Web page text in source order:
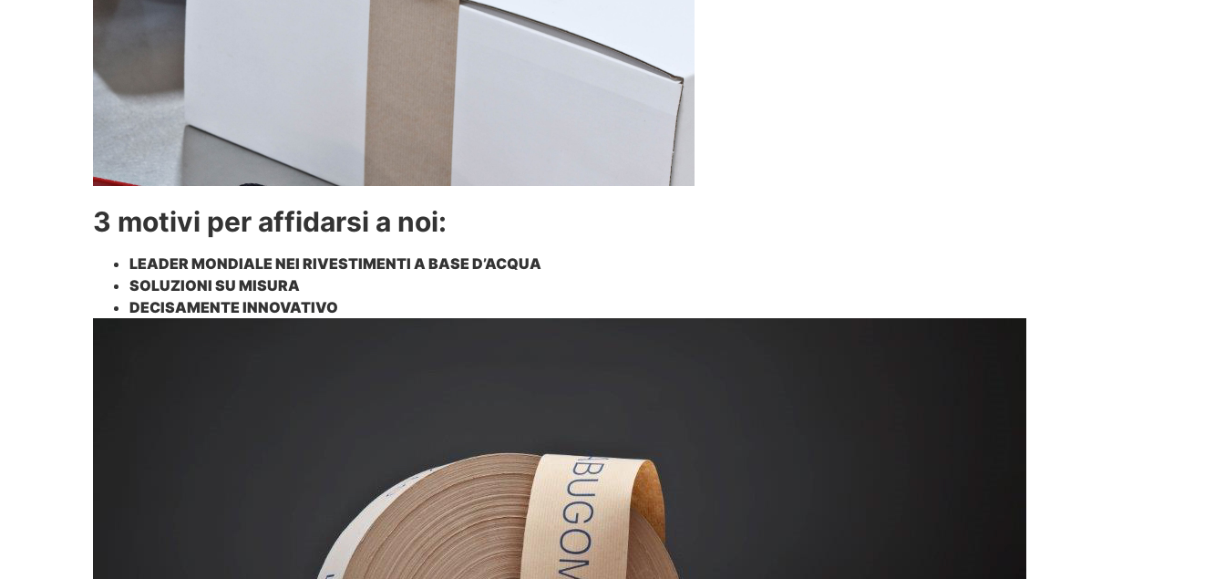
3 motivi per affidarsi a noi:
LEADER MONDIALE NEI RIVESTIMENTI A BASE D’ACQUA
SOLUZIONI SU MISURA
DECISAMENTE INNOVATIVO